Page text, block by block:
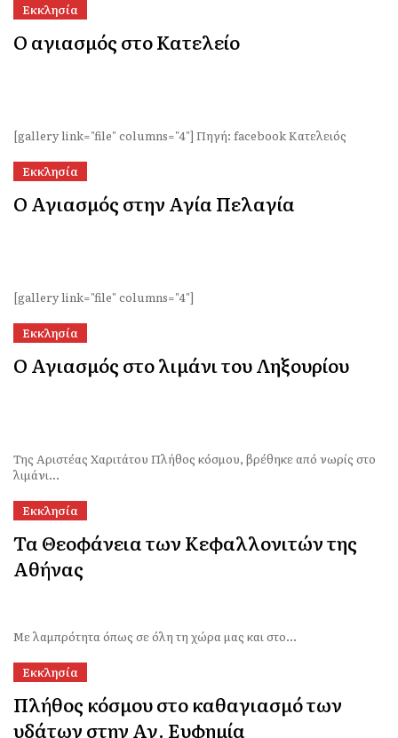
Εκκλησία
Ο αγιασμός στο Κατελείο
[gallery link="file" columns="4"] Πηγή: facebook Κατελειός
Εκκλησία
Ο Αγιασμός στην Αγία Πελαγία
[gallery link="file" columns="4"]
Εκκλησία
Ο Αγιασμός στο λιμάνι του Ληξουρίου
Της Αριστέας Χαριτάτου Πλήθος κόσμου, βρέθηκε από νωρίς στο
λιμάνι...
Εκκλησία
Τα Θεοφάνεια των Κεφαλλονιτών της
Αθήνας
Με λαμπρότητα όπως σε όλη τη χώρα μας και στο...
Εκκλησία
Πλήθος κόσμου στο καθαγιασμό των
υδάτων στην Αγ. Ευφημία